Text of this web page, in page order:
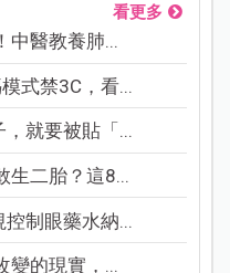
看更多
中醫教養肺...
式禁3C，看...
就要被貼「...
生二胎？這8...
制眼藥水納...
變的現實，...